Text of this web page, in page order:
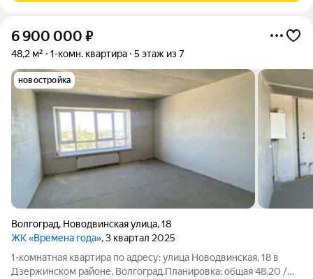
6 900 000 ₽
48,2 м² 1-комн. квартира 5 этаж из 7
новостройка
Волгоград, Новодвинская улица,18
ЖК «Времена года», 3 квартал 2025
1-комнатная квартира по адресу: улица Новодвинская, 18 в
Дзержинском районе, Волгоград.Планировка: общая 48.20 /